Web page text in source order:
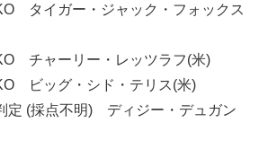
タイガー・ジャック・フォックス
チャーリー・レッツラフ(米)
ビッグ・シド・テリス(米)
(採点不明) ディジー・デュガン